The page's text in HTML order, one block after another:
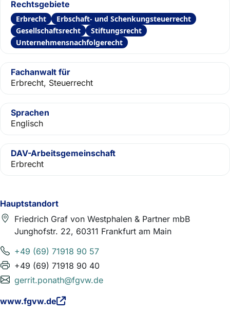
Hauptstandort
Friedrich Graf von Westphalen & Partner mbB
Junghofstr. 22, 60311 Frankfurt am Main
+49 (69) 71918 90 57
+49 (69) 71918 90 40
gerrit.ponath@fgvw.de
www.fgvw.de
Rechtsgebiete
Erbrecht
Erbschaft- und Schenkungsteuerrecht
Gesellschaftsrecht
Stiftungsrecht
Unternehmensnachfolgerecht
Fachanwalt für
Erbrecht, Steuerrecht
Sprachen
Englisch
DAV-Arbeitsgemeinschaft
Erbrecht